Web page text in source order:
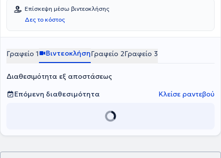
Επίσκεψη μέσω βιντεοκλήσης
Δες το κόστος
Γραφείο 1 ΒιντεοκλήσηΓραφείο 2Γραφείο 3
Διαθεσιμότητα εξ αποστάσεως
Επόμενη διαθεσιμότητα
Κλείσε ραντεβού